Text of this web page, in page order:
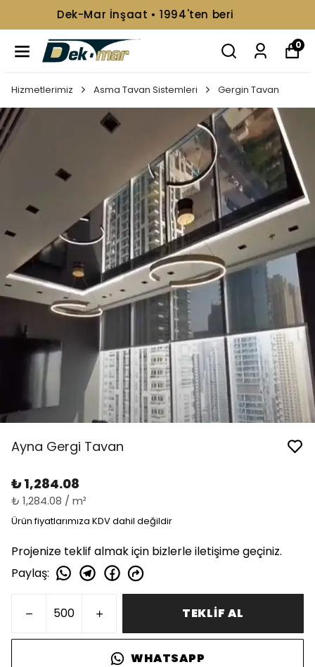
📞+90 216 499 08 92
0
Hizmetlerimiz Asma Tavan Sistemleri Gergin Tavan
Ayna Gergi Tavan
₺ 1,284.08
₺ 1,284.08 / m²
Ürün fiyatlarımıza KDV dahil değildir
Projenize teklif almak için bizlerle iletişime geçiniz.
Paylaş:
TEKLİF AL
WHATSAPP